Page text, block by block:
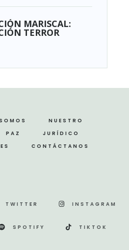
MARISCAL:
TERROR
NUESTRO
PAZ
JURÍDICO
CONTÁCTANOS
TWITTER INSTAGRAM
SPOTIFY TIKTOK